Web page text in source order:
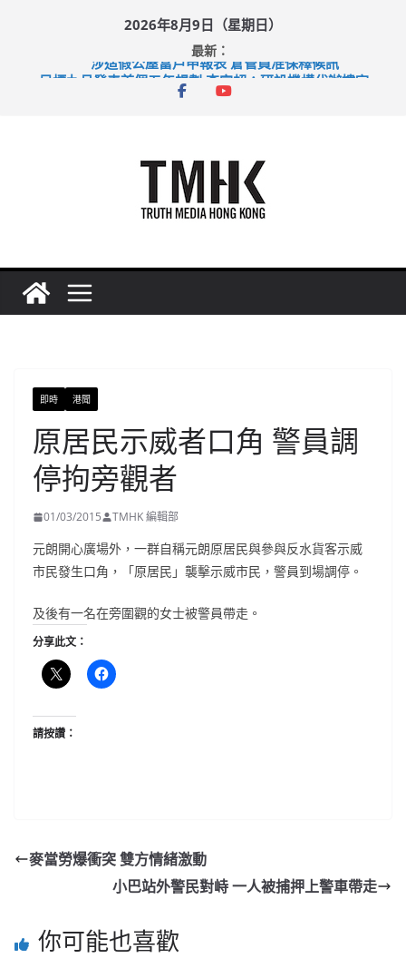
2026年8月9日（星期日）
最新：
涉造假公屋富戶申報表 倉管員准保釋候訊
即時 港聞
原居民示威者口角 警員調
停拘旁觀者
01/03/2015 TMHK 編輯部
元朗開心廣場外，一群自稱元朗原居民與參與反水貨客示威
市民發生口角，「原居民」襲擊示威市民，警員到場調停。
及後有一名在旁圍觀的女士被警員帶走。
分享此文：
請按讚：
麥當勞爆衝突 雙方情緒激動
小巴站外警民對峙 一人被捕押上警車帶走
你可能也喜歡